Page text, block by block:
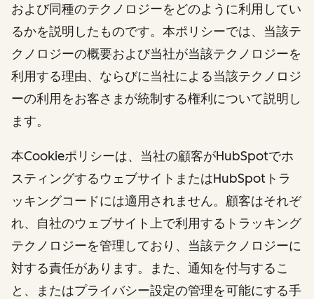
および同種のテクノロジーをどのように利用してい
るかを説明したものです。本ポリシーでは、当該テ
クノロジーの概要および当社が当該テクノロジーを
利用する理由、ならびに当社による当該テクノロジ
ーの利用をお客さまが統制する権利について説明し
ます。
本Cookieポリシーは、当社の顧客がHubSpotでホ
スティングするウェブサイトまたはHubSpotトラ
ッキングコードには適用されません。顧客はそれぞ
れ、自社のウェブサイト上で利用するトラッキング
テクノロジーを管理しており、当該テクノロジーに
対する責任があります。また、通知を付与するこ
と、またはプライバシー設定の管理を可能にする手